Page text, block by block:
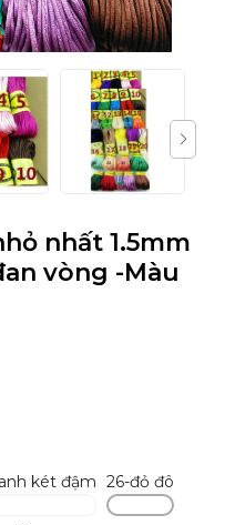
nhất 1.5mm
vòng -Màu
két đậm 26-đỏ đô